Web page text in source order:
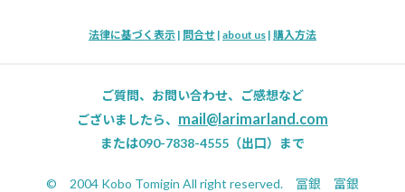
法律に基づく表示 | 問合せ | about us | 購入方法
ご質問、お問い合わせ、ご感想など
ございましたら、 mail@larimarland.com
または090-7838-4555（出口）まで
© 2004 Kobo Tomigin All right reserved. 冨銀 富銀